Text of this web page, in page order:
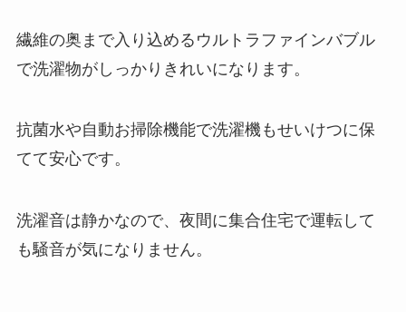
繊維の奥まで入り込めるウルトラファインバブル
で洗濯物がしっかりきれいになります。
抗菌水や自動お掃除機能で洗濯機もせいけつに保
てて安心です。
洗濯音は静かなので、夜間に集合住宅で運転して
も騒音が気になりません。